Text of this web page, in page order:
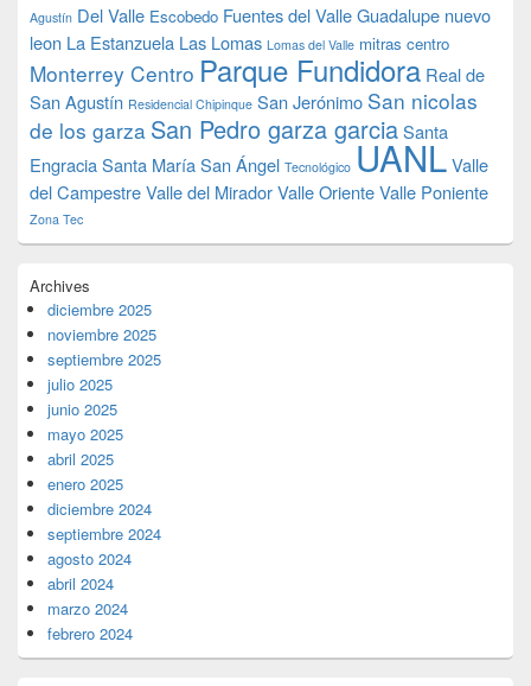
Agustín Del Valle Escobedo Fuentes del ValleGuadalupe nuevo
leon La Estanzuela Las Lomas Lomas del Valle mitras centro
Monterrey Centro Parque Fundidora Real de
San Agustín Residencial Chipinque San Jerónimo San nicolas
de los garza San Pedro garza garciaSanta
EngraciaSanta MaríaSan Ángel Tecnológico UANLValle
del CampestreValle del MiradorValle OrienteValle Poniente
Zona Tec
Archives
diciembre 2025
noviembre 2025
septiembre 2025
julio 2025
junio 2025
mayo 2025
abril 2025
enero 2025
diciembre 2024
septiembre 2024
agosto 2024
abril 2024
marzo 2024
febrero 2024